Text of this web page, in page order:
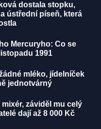
dostala stopku,
ústřední píseň, která
Mercuryho: Co se
1991
mléko, jídelníček
jednotvárný
záviděl mu celý
dají až 8 000 Kč